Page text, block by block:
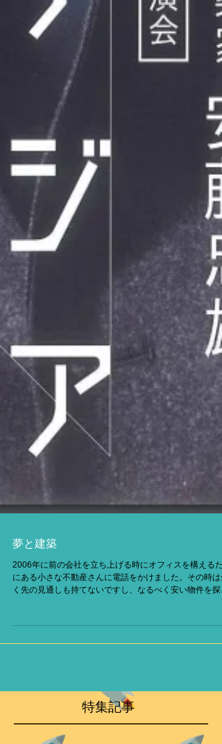
夢と建築
2006年に前の会社を立ち上げる時にオフィスを構えるた
ていました。その時に担当してくれた人は30代の若い人
特集記事